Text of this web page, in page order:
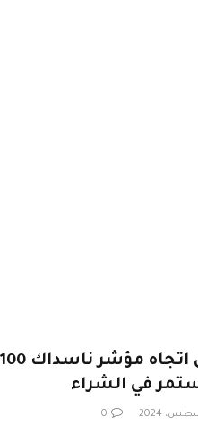
في الشراء
0